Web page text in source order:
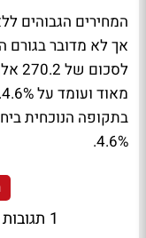
המחירים הגבוהים
בתקופה הנוכחית
4.6%.
1 תגובות